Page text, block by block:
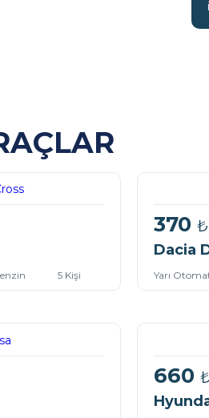
5 Kişi
370 ₺
Dacia
Yarı
660